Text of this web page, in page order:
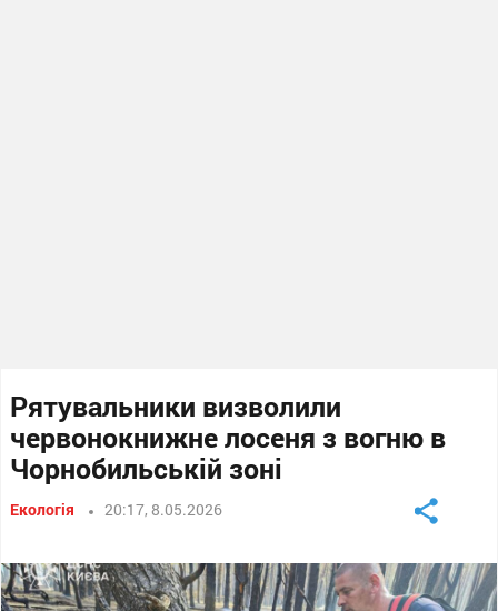
Рятувальники визволили
червонокнижне лосеня з вогню в
Чорнобильській зоні
Екологія 20:17, 8.05.2026